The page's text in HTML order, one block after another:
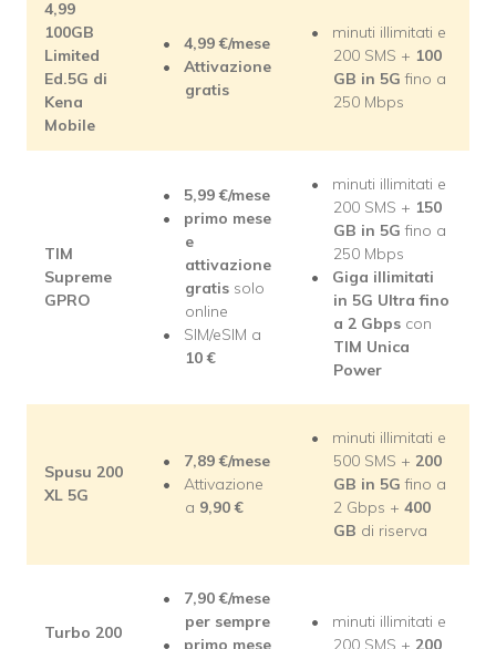
4,99
100GB
Limited
Ed.5G di
Kena
Mobile
4,99 €/mese
Attivazione
gratis
minuti illimitati e
200 SMS + 100
GB in 5Gfino a
250 Mbps
TIM
Supreme
GPRO
5,99 €/mese
primo mese
e
attivazione
gratis solo
online
SIM/eSIM a
10 €
minuti illimitati e
200 SMS + 150
GB in 5G fino a
250 Mbps
Giga illimitati
in 5G Ultra fino
a 2 Gbps con
TIM Unica
Power
Spusu 200
XL 5G
7,89 €/mese
Attivazione
a 9,90 €
minuti illimitati e
500 SMS + 200
GB in 5G fino a
2 Gbps + 400
GB di riserva
Turbo 200
7,90 €/mese
per sempre
primo mese
minuti illimitati e
200 SMS + 200